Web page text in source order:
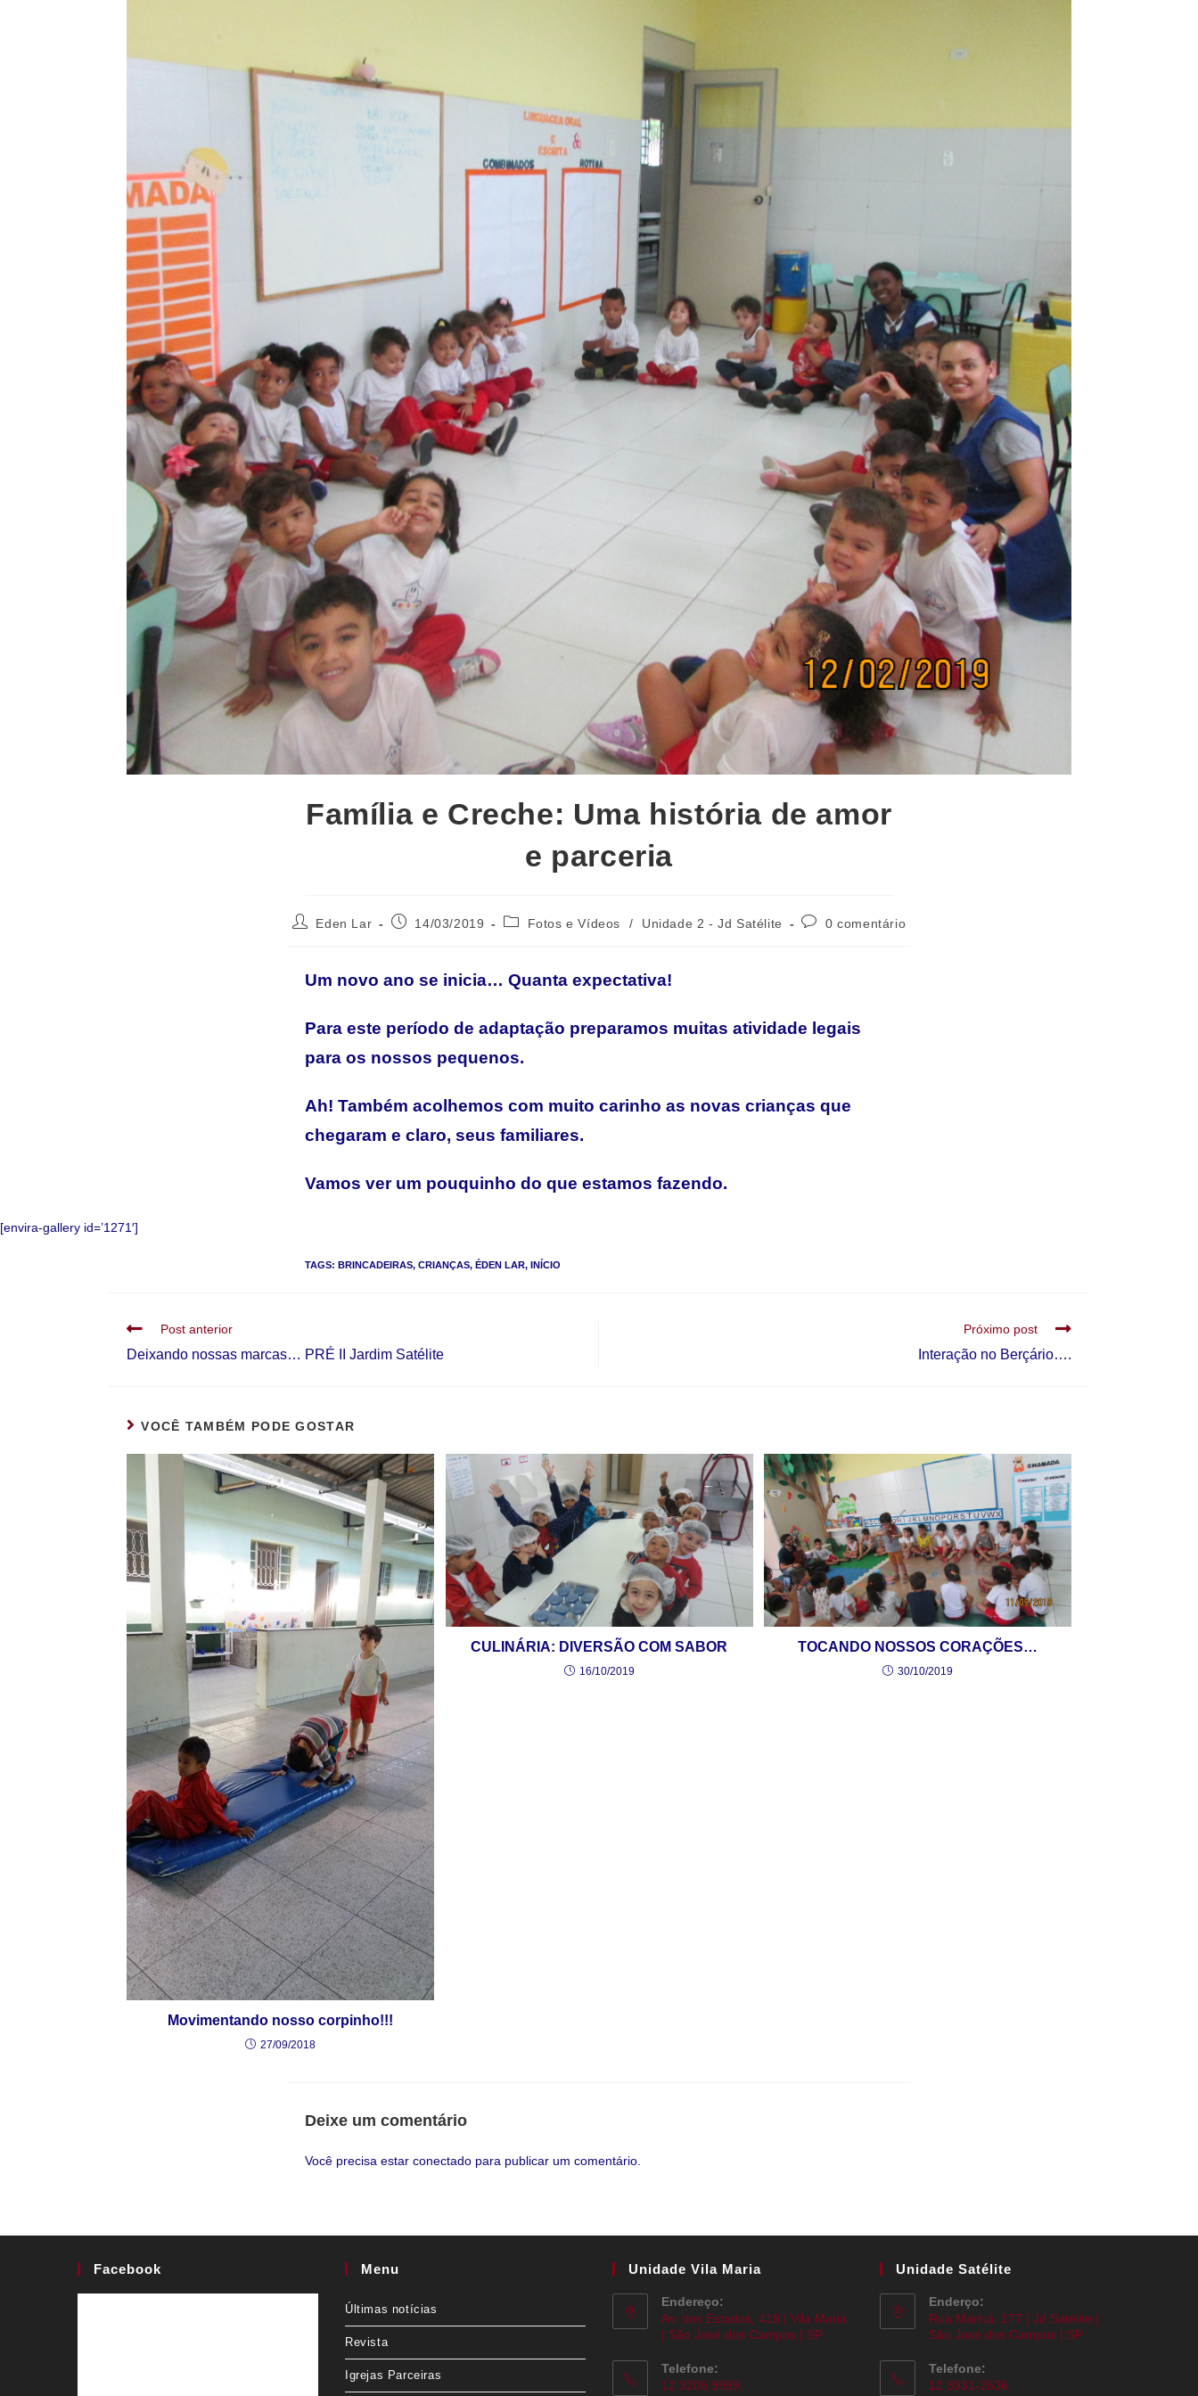
Família e Creche: Uma história de amor
e parceria
Eden Lar 14/03/2019 Fotos e Vídeos / Unidade 2 - Jd Satélite 0 comentário
Um novo ano se inicia… Quanta expectativa!
Para este período de adaptação preparamos muitas atividade legais
para os nossos pequenos.
Ah! Também acolhemos com muito carinho as novas crianças que
chegaram e claro, seus familiares.
Vamos ver um pouquinho do que estamos fazendo.
[envira-gallery id=’1271′]
TAGS: BRINCADEIRAS, CRIANÇAS, ÉDEN LAR, INÍCIO
Post anterior
Deixando nossas marcas… PRÉ II Jardim Satélite
Próximo post
Interação no Berçário….
VOCÊ TAMBÉM PODE GOSTAR
Movimentando nosso corpinho!!!
27/09/2018
CULINÁRIA: DIVERSÃO COM SABOR
16/10/2019
TOCANDO NOSSOS CORAÇÕES…
30/10/2019
Deixe um comentário
Você precisa estar conectado para publicar um comentário.
Facebook Menu
Últimas notícias
Revista
Igrejas Parceiras
Unidade Vila Maria
Endereço:
Av. dos Estados, 418 | Vila Maria
| São José dos Campos | SP
Telefone:
12 3206 9999
Unidade Satélite
Enderço:
Rua Maricá, 177 | Jd Satélite |
São José dos Campos | SP
Telefone:
12 3931-2636